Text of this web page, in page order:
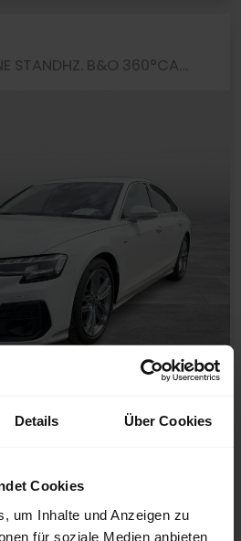
Details Über Cookies
Cookies
um Inhalte und Anzeigen zu
für soziale Medien anbieten
A8 50 quattro S LINE STANDHZ. B&O 360°CAM LM20